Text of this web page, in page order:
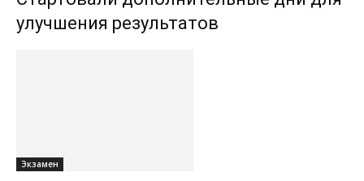
улучшения результатов
Экзамен